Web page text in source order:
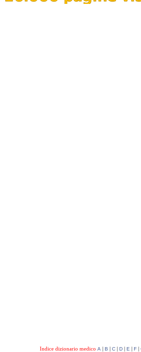
Indice dizionario medico A | B | C| D| E | F|